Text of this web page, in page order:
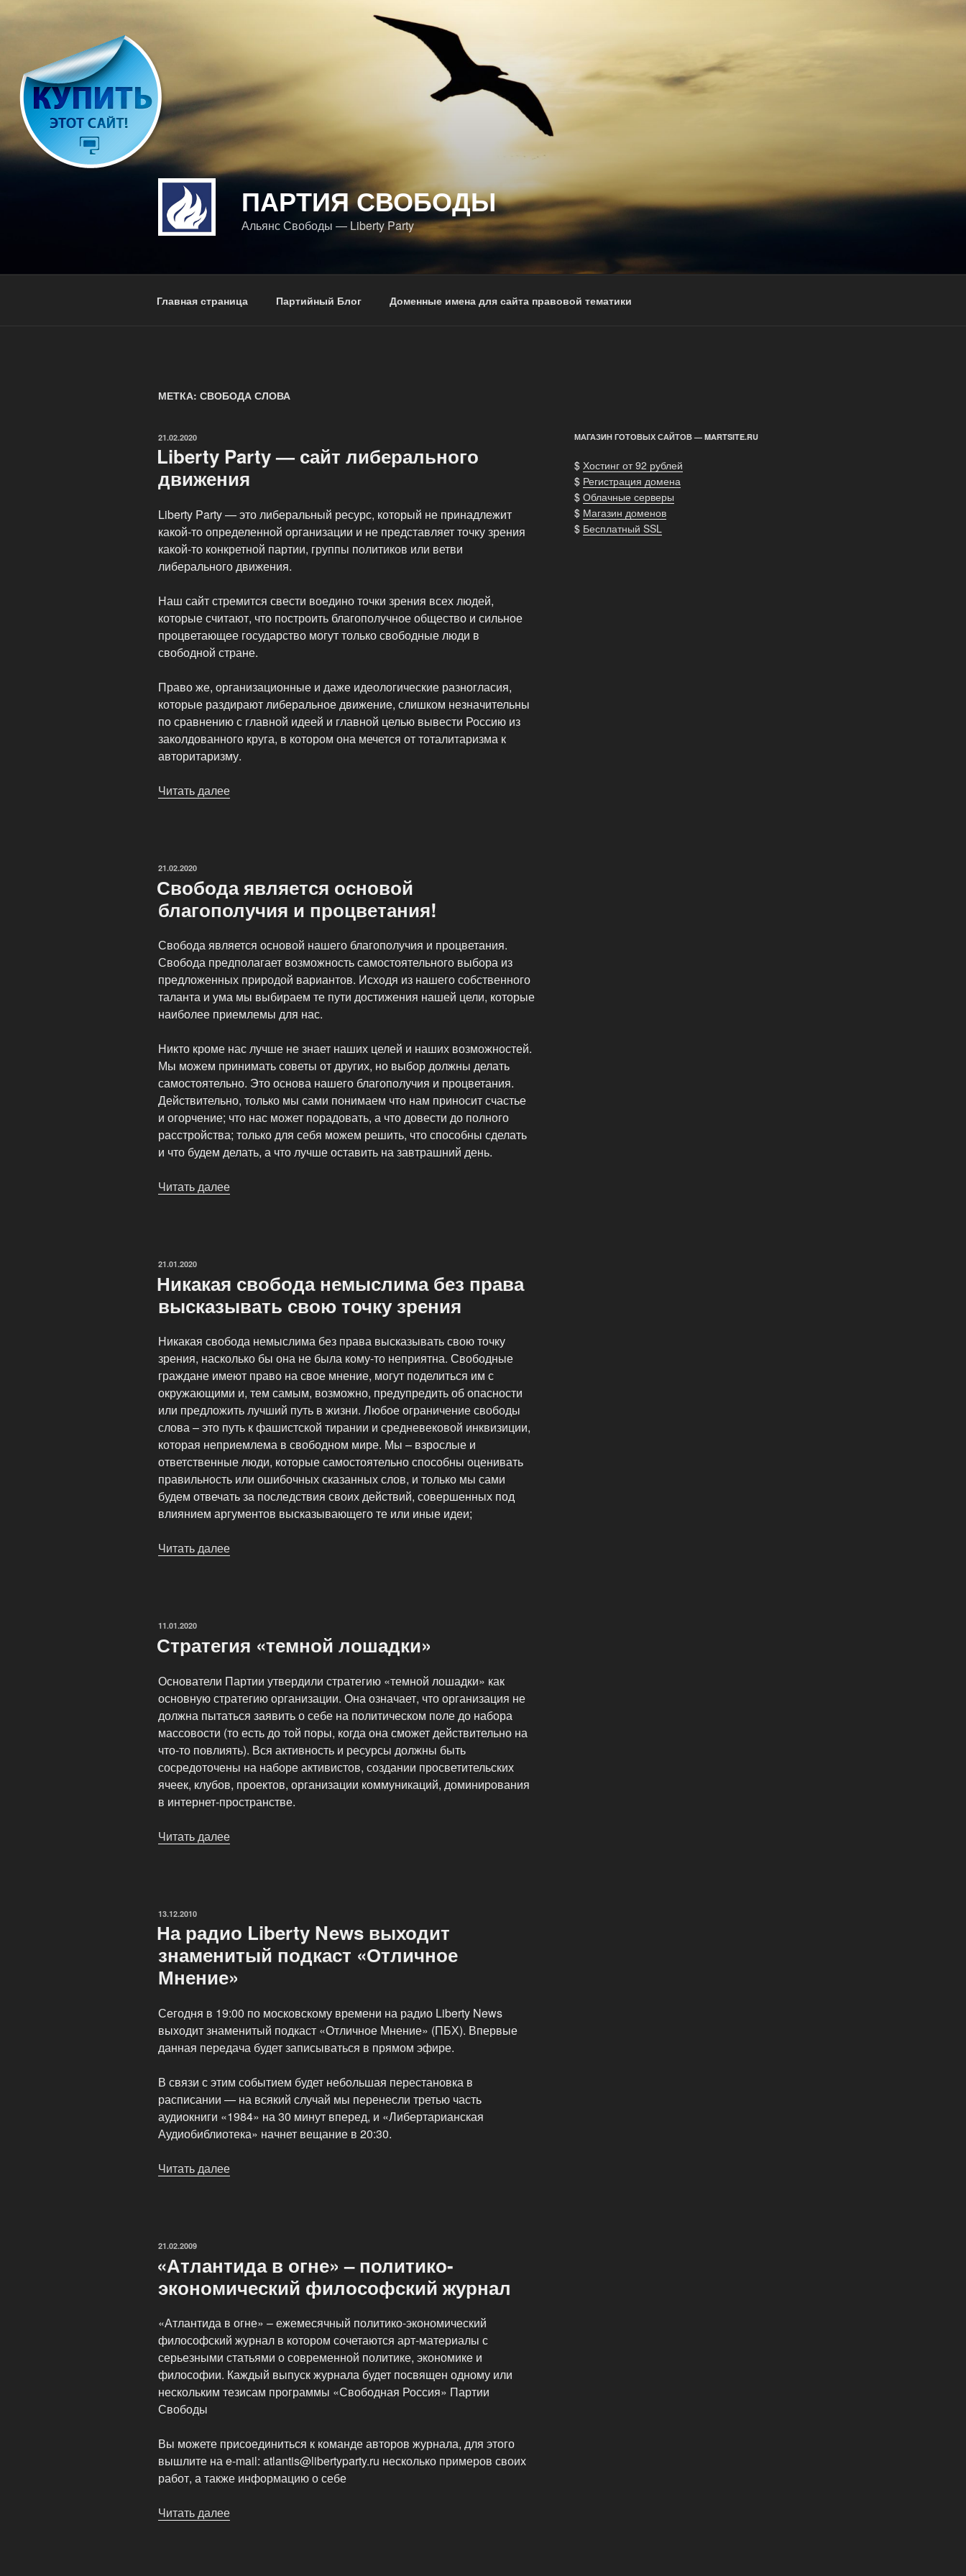
ПАРТИЯ СВОБОДЫ
Альянс Свободы — Liberty Party
Главная страница Партийный Блог Доменные имена для сайта правовой тематики
МЕТКА: СВОБОДА СЛОВА
ОПУБЛИКОВАНО
21.02.2020
Liberty Party — сайт либерального
движения
Liberty Party — это либеральный ресурс, который не принадлежит
какой-то определенной организации и не представляет точку зрения
какой-то конкретной партии, группы политиков или ветви
либерального движения.
Наш сайт стремится свести воедино точки зрения всех людей,
которые считают, что построить благополучное общество и сильное
процветающее государство могут только свободные люди в
свободной стране.
Право же, организационные и даже идеологические разногласия,
которые раздирают либеральное движение, слишком незначительны
по сравнению с главной идеей и главной целью вывести Россию из
заколдованного круга, в котором она мечется от тоталитаризма к
авторитаризму.
Читать далее
ОПУБЛИКОВАНО
21.02.2020
Свобода является основой
благополучия и процветания!
Свобода является основой нашего благополучия и процветания.
Свобода предполагает возможность самостоятельного выбора из
предложенных природой вариантов. Исходя из нашего собственного
таланта и ума мы выбираем те пути достижения нашей цели, которые
наиболее приемлемы для нас.
Никто кроме нас лучше не знает наших целей и наших возможностей.
Мы можем принимать советы от других, но выбор должны делать
самостоятельно. Это основа нашего благополучия и процветания.
Действительно, только мы сами понимаем что нам приносит счастье
и огорчение; что нас может порадовать, а что довести до полного
расстройства; только для себя можем решить, что способны сделать
и что будем делать, а что лучше оставить на завтрашний день.
Читать далее
ОПУБЛИКОВАНО
21.01.2020
Никакая свобода немыслима без права
высказывать свою точку зрения
Никакая свобода немыслима без права высказывать свою точку
зрения, насколько бы она не была кому-то неприятна. Свободные
граждане имеют право на свое мнение, могут поделиться им с
окружающими и, тем самым, возможно, предупредить об опасности
или предложить лучший путь в жизни. Любое ограничение свободы
слова – это путь к фашистской тирании и средневековой инквизиции,
которая неприемлема в свободном мире. Мы – взрослые и
ответственные люди, которые самостоятельно способны оценивать
правильность или ошибочных сказанных слов, и только мы сами
будем отвечать за последствия своих действий, совершенных под
влиянием аргументов высказывающего те или иные идеи;
Читать далее
свою
зрения»
ОПУБЛИКОВАНО
11.01.2020
Стратегия «темной лошадки»
Основатели Партии утвердили стратегию «темной лошадки» как
основную стратегию организации. Она означает, что организация не
должна пытаться заявить о себе на политическом поле до набора
массовости (то есть до той поры, когда она сможет действительно на
что-то повлиять). Вся активность и ресурсы должны быть
сосредоточены на наборе активистов, создании просветительских
ячеек, клубов, проектов, организации коммуникаций, доминирования
в интернет-пространстве.
Читать далее
ОПУБЛИКОВАНО
13.12.2010
На радио Liberty News выходит
знаменитый подкаст «Отличное
Мнение»
Сегодня в 19:00 по московскому времени на радио Liberty News
выходит знаменитый подкаст «Отличное Мнение» (ПБХ). Впервые
данная передача будет записываться в прямом эфире.
В связи с этим событием будет небольшая перестановка в
расписании — на всякий случай мы перенесли третью часть
аудиокниги «1984» на 30 минут вперед, и «Либертарианская
Аудиобиблиотека» начнет вещание в 20:30.
Читать далее
подкаст
«Отличное
ОПУБЛИКОВАНО
21.02.2009
«Атлантида в огне» – политико-
экономический философский журнал
«Атлантида в огне» – ежемесячный политико-экономический
философский журнал в котором сочетаются арт-материалы с
серьезными статьями о современной политике, экономике и
философии. Каждый выпуск журнала будет посвящен одному или
нескольким тезисам программы «Свободная Россия» Партии
Свободы
Вы можете присоединиться к команде авторов журнала, для этого
вышлите на e-mail: atlantis@libertyparty.ru несколько примеров своих
работ, а также информацию о себе
Читать далее
МАГАЗИН ГОТОВЫХ САЙТОВ — MARTSITE.RU
$ Хостинг от 92 рублей
$ Регистрация домена
$ Облачные серверы
$ Магазин доменов
$ Бесплатный SSL